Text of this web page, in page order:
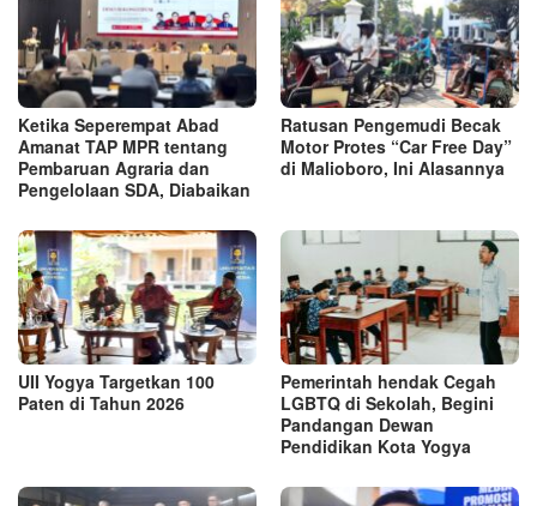
Ketika Seperempat Abad
Amanat TAP MPR tentang
Pembaruan Agraria dan
Pengelolaan SDA, Diabaikan
Ratusan Pengemudi Becak
Motor Protes “Car Free Day”
di Malioboro, Ini Alasannya
UII Yogya Targetkan 100
Paten di Tahun 2026
Pemerintah hendak Cegah
LGBTQ di Sekolah, Begini
Pandangan Dewan
Pendidikan Kota Yogya